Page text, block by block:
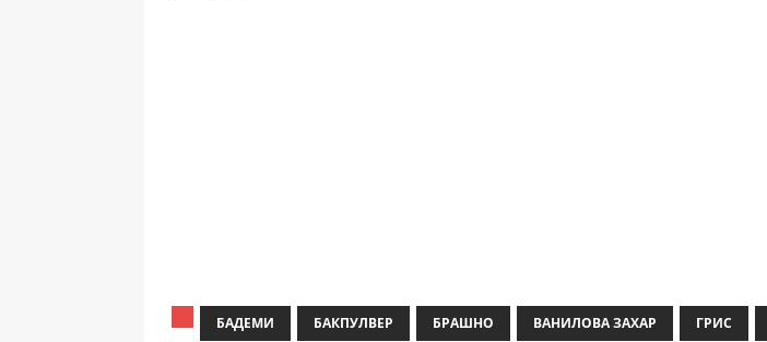
БАДЕМИ БАКПУЛВЕР БРАШНО ВАНИЛОВА ЗАХАР ГРИС